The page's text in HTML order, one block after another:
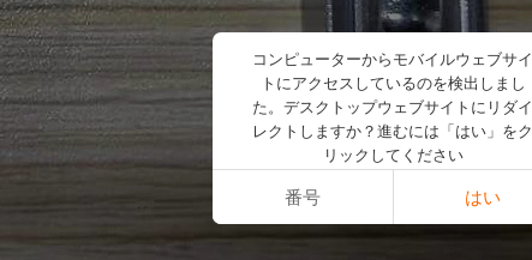
コンピューターからモバイルウェブサイ
トにアクセスしているのを検出しまし
た。デスクトップウェブサイトにリダイ
レクトしますか？進むには「はい」をク
リックしてください
番号 はい